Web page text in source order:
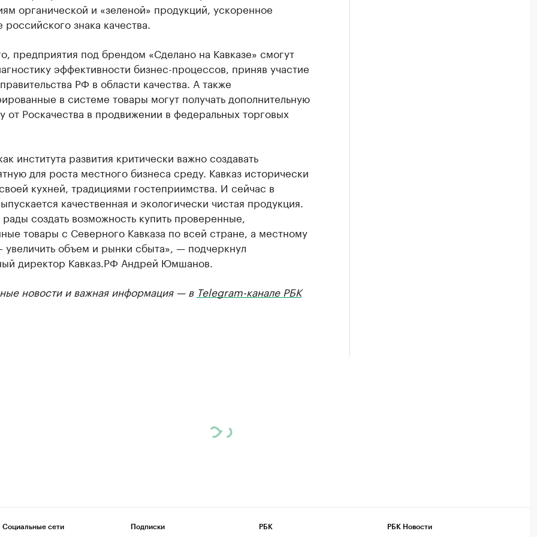
органической и «зеленой» продукций, ускоренное
знака качества.
предприятия под брендом «Сделано на Кавказе» смогут
эффективности бизнес-процессов, приняв участие
РФ в области качества. А также
в системе товары могут получать дополнительную
от Роскачества в продвижении в федеральных торговых
института развития критически важно создавать
для роста местного бизнеса среду. Кавказ исторически
кухней, традициями гостеприимства. И сейчас в
качественная и экологически чистая продукция.
создать возможность купить проверенные,
товары с Северного Кавказа по всей стране, а местному
увеличить объем и рынки сбыта», — подчеркнул
директор Кавказ.РФ Андрей Юмшанов.
новости и важная информация — в Telegram-канале РБК
Социальные сети Подписки РБК РБК Новости